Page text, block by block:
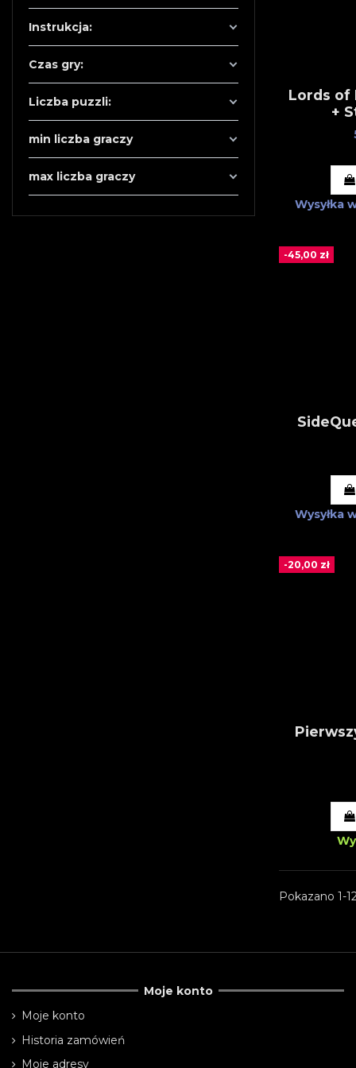
Lords of
+
Wysyłka
-45,00 zł
Wysyłka
-20,00 zł
Pokazano 1-
Instrukcja:
Czas gry:
Liczba puzzli:
min liczba graczy
max liczba graczy
Moje konto
Moje konto
Historia zamówień
Moje adresy